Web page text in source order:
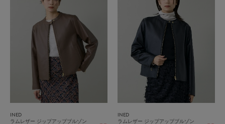
INED
ラムレザー ジップアップブルゾン
INED
ラムレザー ジップアップブルゾン